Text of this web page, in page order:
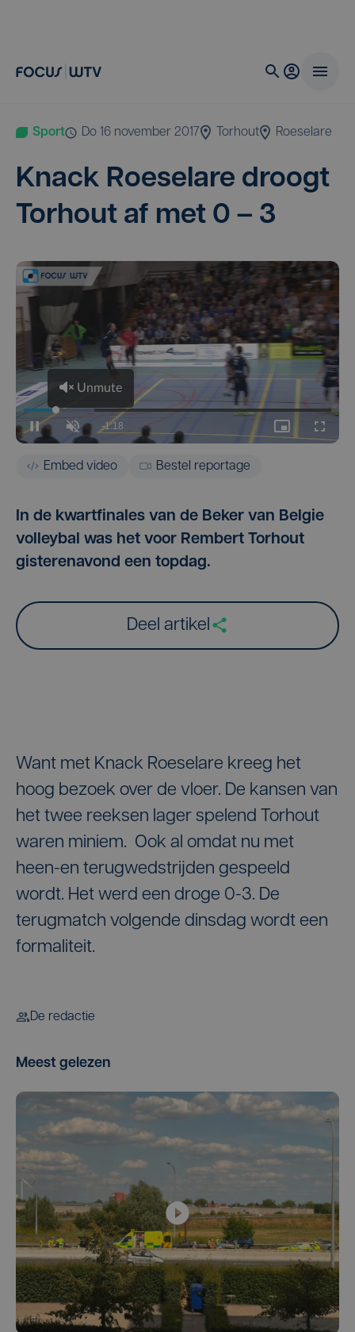
Sport do 16 november 2017 Torhout Roeselare
Knack Roe­se­la­re droogt
Tor­hout af met 0 – 3
Embed video Bestel reportage
In de kwartfinales van de Beker van Belgie
volleybal was het voor Rembert Torhout
gisterenavond een topdag.
Deel artikel
Want met Knack Roeselare kreeg het
hoog bezoek over de vloer. De kansen van
het twee reeksen lager spelend Torhout
waren miniem. Ook al omdat nu met
heen-en terugwedstrijden gespeeld
wordt. Het werd een droge 0-3. De
terugmatch volgende dinsdag wordt een
formaliteit.
De redactie
Meest gelezen